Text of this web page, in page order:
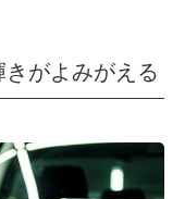
がよみがえる